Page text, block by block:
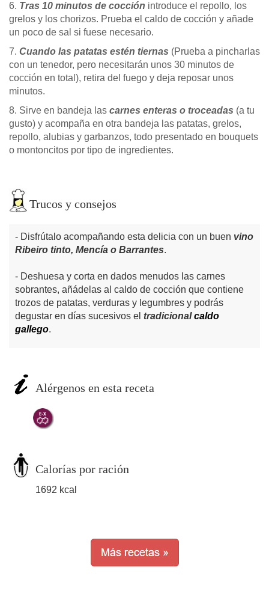
6. Tras 10 minutos de cocción introduce el repollo, los
grelos y los chorizos. Prueba el caldo de cocción y añade
un poco de sal si fuese necesario.
7. Cuando las patatas estén tiernas (Prueba a pincharlas
con un tenedor, pero necesitarán unos 30 minutos de
cocción en total), retira del fuego y deja reposar unos
minutos.
8. Sirve en bandeja las carnes enteras o troceadas (a tu
gusto) y acompaña en otra bandeja las patatas, grelos,
repollo, alubias y garbanzos, todo presentado en bouquets
o montoncitos por tipo de ingredientes.
Trucos y consejos
Disfrútalo acompañando esta delicia con un buen vino
Ribeiro tinto, Mencía o Barrantes.
Deshuesa y corta en dados menudos las carnes
sobrantes, añádelas al caldo de cocción que contiene
trozos de patatas, verduras y legumbres y podrás
degustar en días sucesivos el tradicionalcaldo
gallego.
Alérgenos en esta receta
Calorías por ración
1692 kcal